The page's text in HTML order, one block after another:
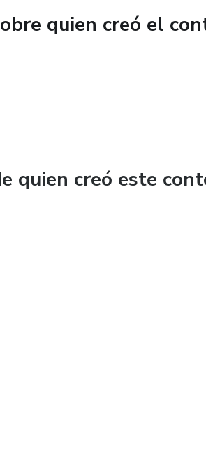
la tristeza para plantarte desde una
quien creó el
quien creó este